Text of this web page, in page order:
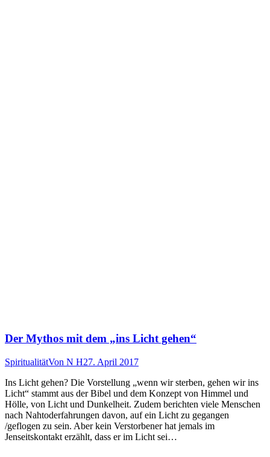
Der Mythos mit dem „ins Licht gehen“
SpiritualitätVon N H27. April 2017
Ins Licht gehen? Die Vorstellung „wenn wir sterben, gehen wir ins
Licht“ stammt aus der Bibel und dem Konzept von Himmel und
Hölle, von Licht und Dunkelheit. Zudem berichten viele Menschen
nach Nahtoderfahrungen davon, auf ein Licht zu gegangen
/geflogen zu sein. Aber kein Verstorbener hat jemals im
Jenseitskontakt erzählt, dass er im Licht sei…